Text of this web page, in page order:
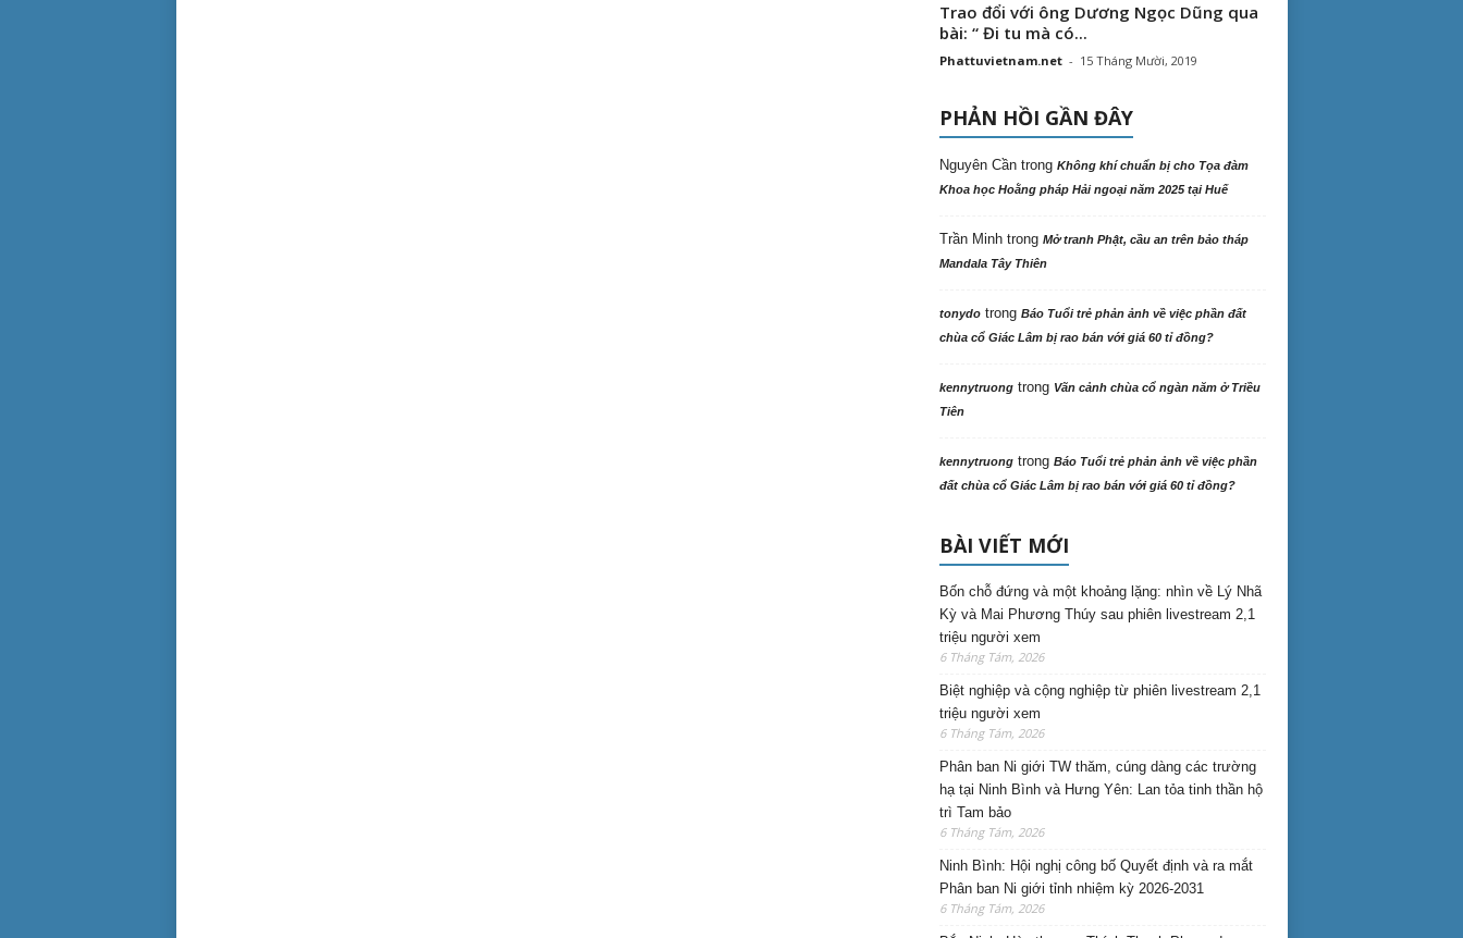
Trao đổi với ông Dương Ngọc Dũng qua
bài: “ Đi tu mà có...
Phattuvietnam.net - 15 Tháng Mười, 2019
PHẢN HỒI GẦN ĐÂY
Nguyên Cầntrong Không khí chuẩn bị cho Tọa đàm
Khoa học Hoằng pháp Hải ngoại năm 2025 tại Huế
Trần Minhtrong Mở tranh Phật, cầu an trên bảo tháp
Mandala Tây Thiên
tonydotrong Báo Tuổi trẻ phản ảnh về việc phần đất
chùa cổ Giác Lâm bị rao bán với giá 60 tỉ đồng?
kennytruongtrong Vãn cảnh chùa cổ ngàn năm ở Triều
Tiên
kennytruongtrong Báo Tuổi trẻ phản ảnh về việc phần
đất chùa cổ Giác Lâm bị rao bán với giá 60 tỉ đồng?
BÀI VIẾT MỚI
Bốn chỗ đứng và một khoảng lặng: nhìn về Lý Nhã
Kỳ và Mai Phương Thúy sau phiên livestream 2,1
triệu người xem
6 Tháng Tám, 2026
Biệt nghiệp và cộng nghiệp từ phiên livestream 2,1
triệu người xem
6 Tháng Tám, 2026
Phân ban Ni giới TW thăm, cúng dàng các trường
hạ tại Ninh Bình và Hưng Yên: Lan tỏa tinh thần hộ
trì Tam bảo
6 Tháng Tám, 2026
Ninh Bình: Hội nghị công bố Quyết định và ra mắt
Phân ban Ni giới tỉnh nhiệm kỳ 2026-2031
6 Tháng Tám, 2026